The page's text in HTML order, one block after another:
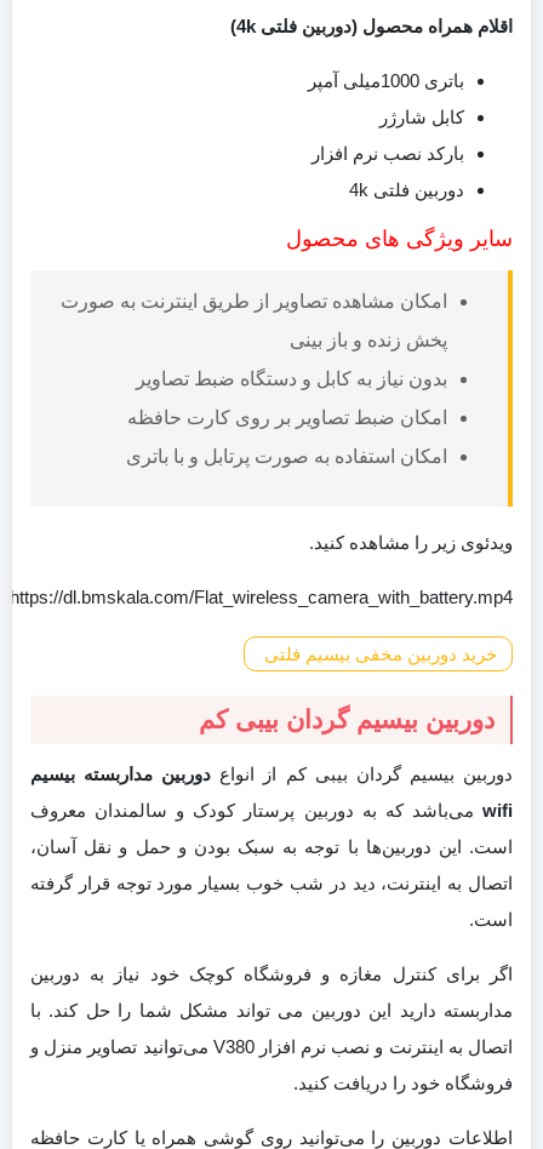
اقلام همراه محصول (دوربین فلتی 4k)
باتری 1000میلی آمپر
کابل شارژر
بارکد نصب نرم افزار
دوربین فلتی 4k
سایر ویژگی های محصول
امکان مشاهده تصاویر از طریق اینترنت به صورت
پخش زنده و باز بینی
بدون نیاز به کابل و دستگاه ضبط تصاویر
امکان ضبط تصاویر بر روی کارت حافظه
امکان استفاده به صورت پرتابل و با باتری
ویدئوی زیر را مشاهده کنید.
https://dl.bmskala.com/Flat_wireless_camera_with_battery.mp4
خرید دوربین مخفی بیسیم فلتی
دوربین بیسیم گردان بیبی کم
دوربین بیسیم گردان بیبی کم از انواع دوربین مداربسته بیسیم
wifi می‌باشد که به دوربین پرستار کودک و سالمندان معروف
است. این دوربین‌ها با توجه به سبک بودن و حمل و نقل آسان،
اتصال به اینترنت، دید در شب خوب بسیار مورد توجه قرار گرفته
است.
اگر برای کنترل مغازه و فروشگاه کوچک خود نیاز به دوربین
مداربسته دارید این دوربین می تواند مشکل شما را حل کند. با
اتصال به اینترنت و نصب نرم افزار V380 می‌توانید تصاویر منزل و
فروشگاه خود را دریافت کنید.
اطلاعات دوربین را می‌توانید روی گوشی همراه یا کارت حافظه